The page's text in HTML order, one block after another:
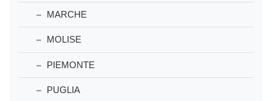
MARCHE
MOLISE
PIEMONTE
PUGLIA